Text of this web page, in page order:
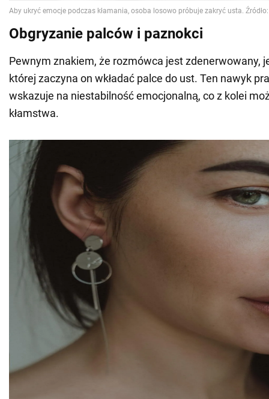
Obgryzanie palców i paznokci
Pewnym znakiem, że rozmówca jest zdenerwowany,
której zaczyna on wkładać palce do ust. Ten nawyk
wskazuje na niestabilność emocjonalną, co z kolei
kłamstwa.